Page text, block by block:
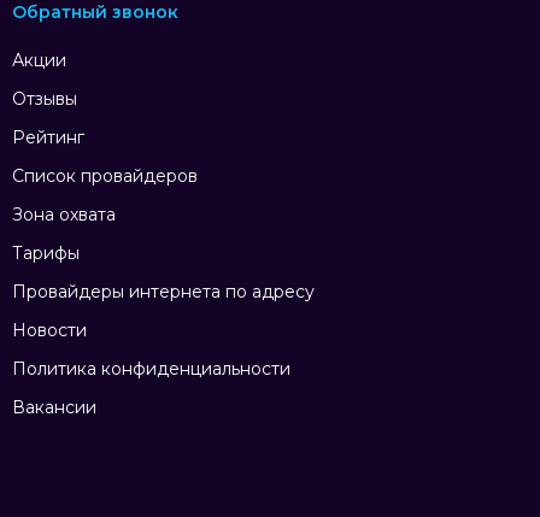
Акции
Отзывы
Рейтинг
Список провайдеров
Зона охвата
Тарифы
Провайдеры интернета по адресу
Новости
Политика конфиденциальности
Вакансии
Обратный звонок